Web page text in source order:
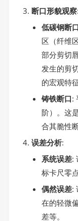
断口形貌观察:
低碳钢断口
区（纤维
部分剪切
发生的剪
的宏观特征
铸铁断口:
阶）。这
合其脆性
误差分析:
系统误差:
标卡尺零
偶然误差:
在的轻微
差等。